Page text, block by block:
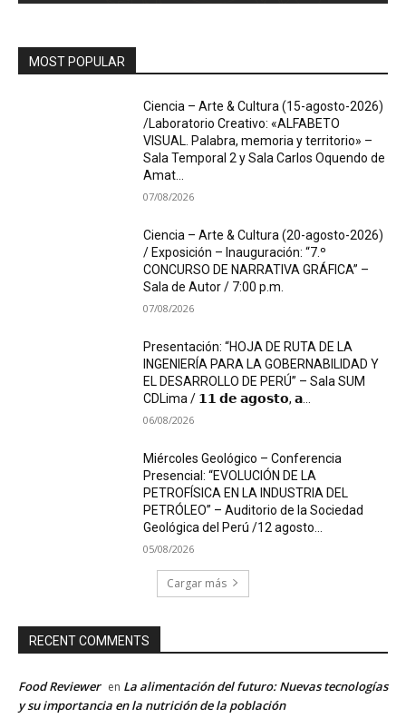
MOST POPULAR
Ciencia – Arte & Cultura (15-agosto-2026)
/Laboratorio Creativo: «ALFABETO
VISUAL. Palabra, memoria y territorio» –
Sala Temporal 2 y Sala Carlos Oquendo de
Amat...
07/08/2026
Ciencia – Arte & Cultura (20-agosto-2026)
/ Exposición – Inauguración: “7.º
CONCURSO DE NARRATIVA GRÁFICA” –
Sala de Autor / 7:00 p.m.
07/08/2026
Presentación: “HOJA DE RUTA DE LA
INGENIERÍA PARA LA GOBERNABILIDAD Y
EL DESARROLLO DE PERÚ” – Sala SUM
CDLima / 𝟭𝟭 𝗱𝗲 𝗮𝗴𝗼𝘀𝘁𝗼, 𝗮...
06/08/2026
Miércoles Geológico – Conferencia
Presencial: “EVOLUCIÓN DE LA
PETROFÍSICA EN LA INDUSTRIA DEL
PETRÓLEO” – Auditorio de la Sociedad
Geológica del Perú /12 agosto...
05/08/2026
Cargar más
RECENT COMMENTS
Food Reviewer en La alimentación del futuro: Nuevas tecnologías
y su importancia en la nutrición de la población